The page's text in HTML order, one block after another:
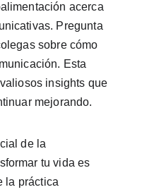
acerca
Pregunta
sobre cómo
Esta
insights que
mejorando.
de la
tu vida es
la práctica